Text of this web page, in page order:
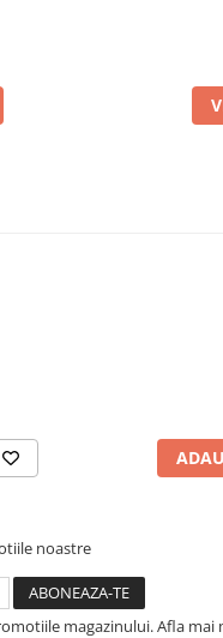
noastre
magazinului. Afla mai